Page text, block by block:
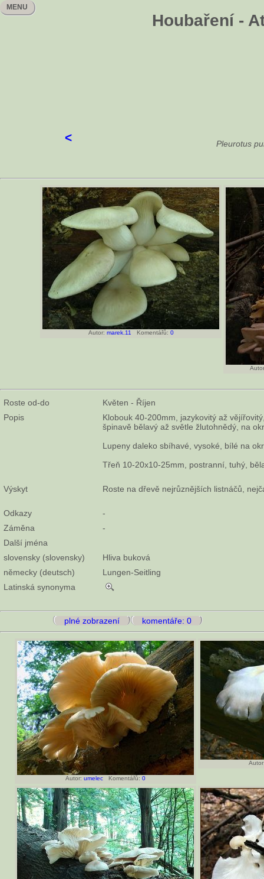
Houbaření -
MENU
< Pleurotus
Autor: marek.11 Komentářů: 0
Roste od-do
Květen - Říjen
Popis
Klobouk 40-200mm, jazykovitý až
špinavě bělavý až světle žlutohnědý, na
Lupeny daleko sbíhavé, vysoké, bílé na
Třeň 10-20x10-25mm, postranní, tuhý,
Výskyt Roste na dřevě nejrůznějších listnáčů,
Odkazy
-
Záměna
-
Další jména
slovensky (slovensky)
Hliva buková
německy (deutsch)
Lungen-Seitling
Latinská synonyma